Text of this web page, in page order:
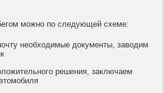
можно по следующей схеме:
необходимые документы, заводим
решения, заключаем